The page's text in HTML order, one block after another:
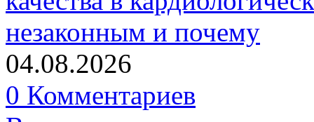
незаконным и почему
04.08.2026
0 Комментариев